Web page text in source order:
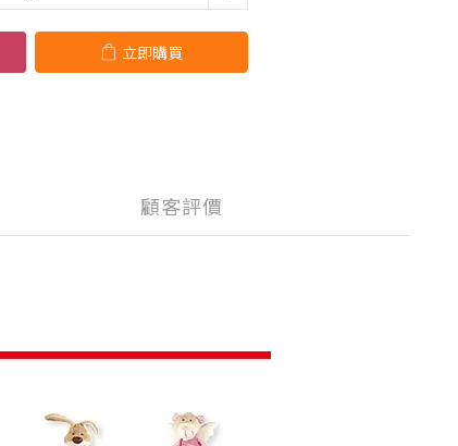
立即購買
顧客評價